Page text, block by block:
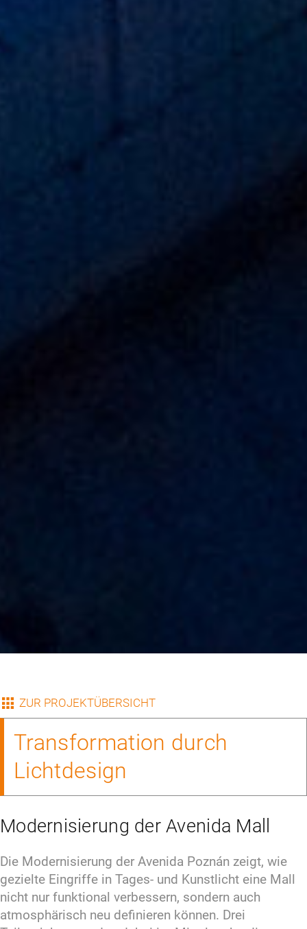
ZUR PROJEKTÜBERSICHT
Transformation durch
Lichtdesign
Modernisierung der Avenida Mall
Die Modernisierung der Avenida Poznán zeigt, wie
gezielte Eingriffe in Tages- und Kunstlicht eine Mall
nicht nur funktional verbessern, sondern auch
atmosphärisch neu definieren können. Drei